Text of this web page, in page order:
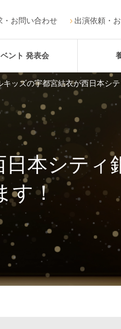
・お問い合わせ 出演依頼・
ント 発表会
本シティ
す！
キッズの宇都宮結衣が西日本シ